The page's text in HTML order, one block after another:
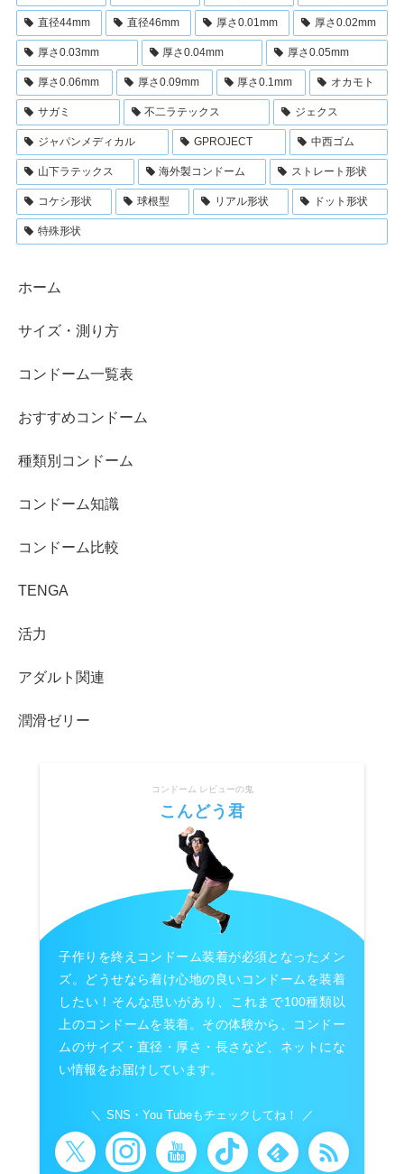
直径44mm 直径46mm 厚さ0.01mm 厚さ0.02mm
厚さ0.03mm 厚さ0.04mm 厚さ0.05mm
厚さ0.06mm 厚さ0.09mm 厚さ0.1mm オカモト
サガミ 不二ラテックス ジェクス
ジャパンメディカル GPROJECT 中西ゴム
山下ラテックス 海外製コンドーム ストレート形状
コケシ形状 球根型 リアル形状 ドット形状
特殊形状
ホーム
サイズ・測り方
コンドーム一覧表
おすすめコンドーム
種類別コンドーム
コンドーム知識
コンドーム比較
TENGA
活力
アダルト関連
潤滑ゼリー
コンドーム レビューの鬼
こんどう君
子作りを終えコンドーム装着が必須となったメン
ズ。どうせなら着け心地の良いコンドームを装着
したい！そんな思いがあり、これまで100種類以
上のコンドームを装着。その体験から、コンドー
ムのサイズ・直径・厚さ・長さなど、ネットにな
い情報をお届けしています。
SNS・You Tubeもチェックしてね！